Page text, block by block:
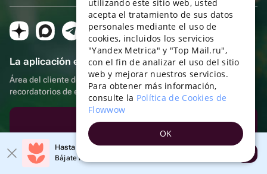
La aplicación es aún más práctica.
Área del cliente del destinatario, más bonos por compras y
recordatorios de eventos
Descargar la aplicación
Oficina en Moscú
Hasta un 10% de descuento en el primer pedido
Bájate la aplicación y obtén tu código
Abrir
UKRAINIAN
PORTUGUESE
SPANISH
HUNGARIAN
ITALIAN
utilizando este sitio web, usted
acepta el tratamiento de sus datos
personales mediante el uso de
cookies, incluidos los servicios
"Yandex Metrica" y "Top Mail.ru",
con el fin de analizar el uso del sitio
web y mejorar nuestros servicios.
Para obtener más información,
consulte la Política de Cookies de
Flowwow
OK